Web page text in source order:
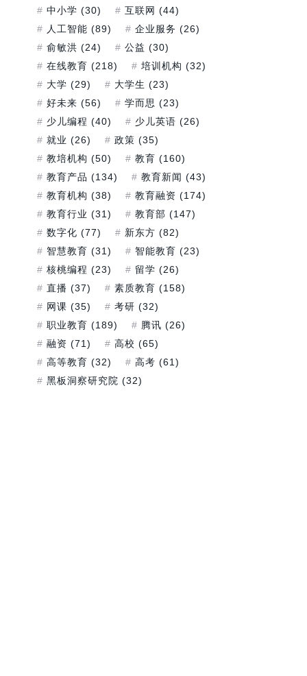
中小学 (30) 互联网 (44)
人工智能 (89) 企业服务 (26)
俞敏洪 (24) 公益 (30)
在线教育 (218) 培训机构 (32)
大学 (29) 大学生 (23)
好未来 (56) 学而思 (23)
少儿编程 (40) 少儿英语 (26)
就业 (26) 政策 (35)
教培机构 (50) 教育 (160)
教育产品 (134) 教育新闻 (43)
教育机构 (38) 教育融资 (174)
教育行业 (31) 教育部 (147)
数字化 (77) 新东方 (82)
智慧教育 (31) 智能教育 (23)
核桃编程 (23) 留学 (26)
直播 (37) 素质教育 (158)
网课 (35) 考研 (32)
职业教育 (189) 腾讯 (26)
融资 (71) 高校 (65)
高等教育 (32) 高考 (61)
黑板洞察研究院 (32)